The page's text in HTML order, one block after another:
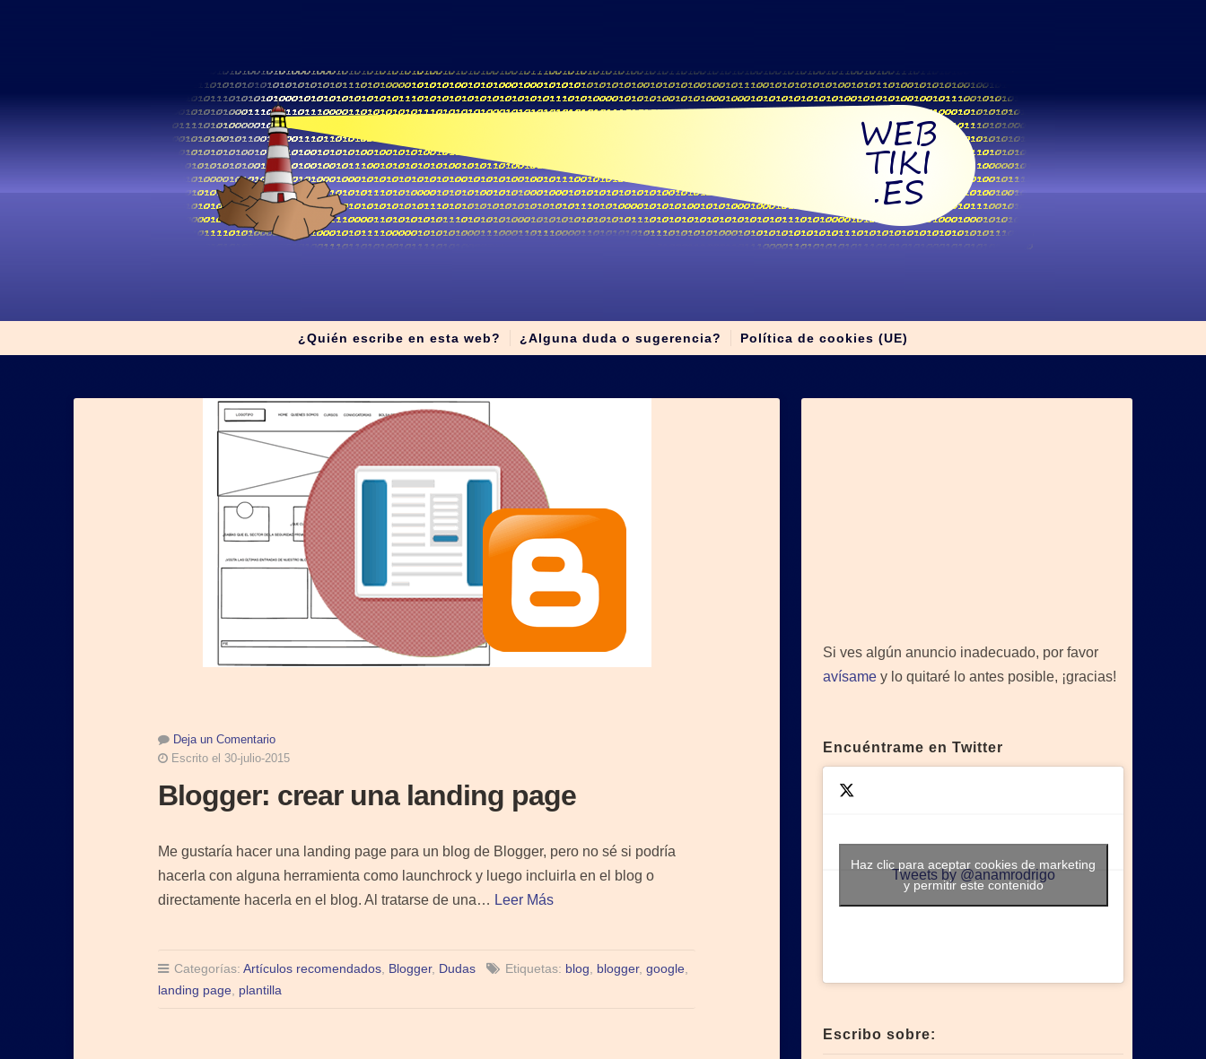
¿Quién escribe en esta web? ¿Alguna duda o sugerencia? Política de cookies (UE)
Deja un Comentario
Escrito el 30-julio-2015
Blogger: crear una landing page
Me gustaría hacer una landing page para un blog de Blogger, pero no sé si podría
hacerla con alguna herramienta como launchrock y luego incluirla en el blog o
directamente hacerla en el blog. Al tratarse de una… Leer Más
Categorías:Artículos recomendados, Blogger, Dudas Etiquetas: blog, blogger,google,
landing page, plantilla
Si ves algún anuncio inadecuado, por favor
avísame y lo quitaré lo antes posible, ¡gracias!
Encuéntrame en Twitter
Tweets by @anamrodrigo
Haz clic para aceptar cookies de marketing
y permitir este contenido
Escribo sobre: